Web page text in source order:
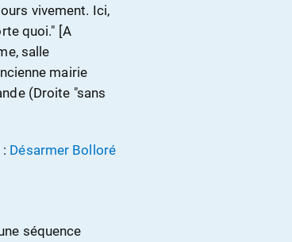
vivement. Ici,
quoi." [A
salle
mairie
(Droite "sans
Désarmer Bolloré
séquence